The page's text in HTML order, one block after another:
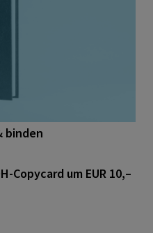
binden
Copycard um EUR 10,–